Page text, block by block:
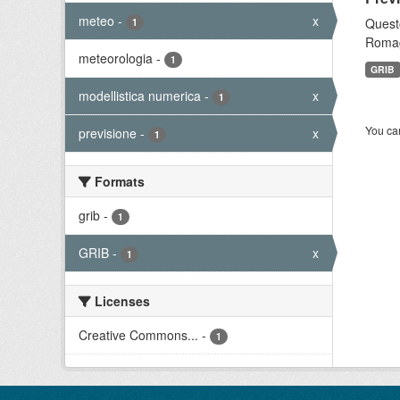
meteo - 1 x
meteorologia - 1
modellistica numerica - 1 x
previsione - 1 x
Formats
grib - 1
GRIB - 1 x
Licenses
Creative Commons... - 1
GRIB
You